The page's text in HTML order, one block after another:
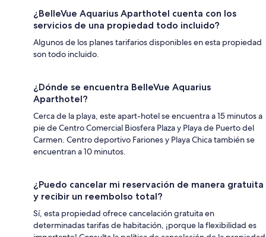
¿BelleVue Aquarius Aparthotel cuenta con los
servicios de una propiedad todo incluido?
Algunos de los planes tarifarios disponibles en esta propiedad
son todo incluido.
¿Dónde se encuentra BelleVue Aquarius
Aparthotel?
Cerca de la playa, este apart-hotel se encuentra a 15 minutos a
pie de Centro Comercial Biosfera Plaza y Playa de Puerto del
Carmen. Centro deportivo Fariones y Playa Chica también se
encuentran a 10 minutos.
¿Puedo cancelar mi reservación de manera gratuita
y recibir un reembolso total?
Sí, esta propiedad ofrece cancelación gratuita en
determinadas tarifas de habitación, ¡porque la flexibilidad es